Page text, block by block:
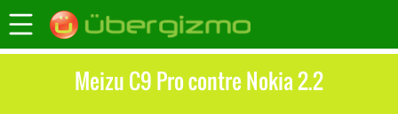
Meizu C9 Pro contre Nokia 2.2